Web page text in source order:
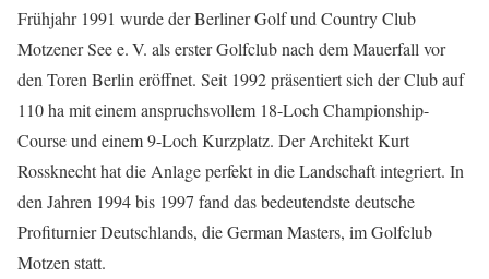
Frühjahr 1991 wurde der Berliner Golf und Country Club
Motzener See e. V. als erster Golfclub nach dem Mauerfall vor
den Toren Berlin eröffnet. Seit 1992 präsentiert sich der Club auf
110 ha mit einem anspruchsvollem 18-Loch Championship-
Course und einem 9-Loch Kurzplatz. Der Architekt Kurt
Rossknecht hat die Anlage perfekt in die Landschaft integriert. In
den Jahren 1994 bis 1997 fand das bedeutendste deutsche
Profiturnier Deutschlands, die German Masters, im Golfclub
Motzen statt.